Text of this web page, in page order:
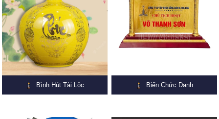
Bình Hút Tài Lộc Biển Chức Danh